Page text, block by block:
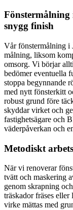
Fönstermålning
snygg finish
Vår fönstermålning i
målning, liksom
omsorg. Vi börjar
bedömer eventuella
stoppa begynnande
med nytt fönsterkitt
robust grund före
skyddar virket och
fastighetsägare och
väderpåverkan och
Metodiskt
När vi renoverar
tvätt och maskering
genom skrapning
träskador fräses
virke mättas med